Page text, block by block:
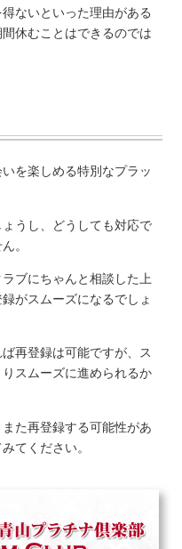
ないといった理由がある
休むことはできるのでは
を楽しめる特別なプラッ
うし、どうしても対応で
。
ブにちゃんと相談した上
がスムーズになるでしょ
再登録は可能ですが、ス
スムーズに進められるか
た再登録する可能性があ
てください。